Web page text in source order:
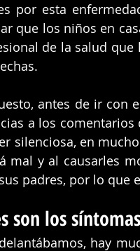
por esta
que los niños en
de la salud que
antes de ir con
a los
silenciosa, en
mal y al causarles
padres, por lo que
son los
hay